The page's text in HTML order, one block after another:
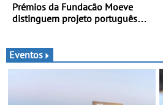
Prémios da Fundacão Moeve
distinguem projeto português
Eventos